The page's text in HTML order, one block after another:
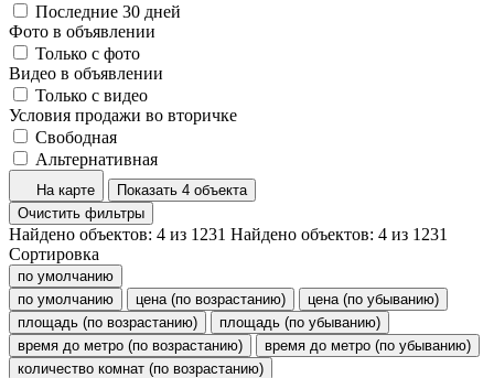
Последние 30 дней
Фото в объявлении
Только с фото
Видео в объявлении
Только с видео
Условия продажи во вторичке
Свободная
Альтернативная
На карте
Показать 4 объекта
Очистить фильтры
Найдено объектов: 4 из 1231 Найдено объектов: 4 из 1231
Сортировка
по умолчанию
по умолчанию
цена (по возрастанию)
цена (по убыванию)
площадь (по возрастанию)
площадь (по убыванию)
время до метро (по возрастанию)
время до метро (по убыванию)
количество комнат (по возрастанию)